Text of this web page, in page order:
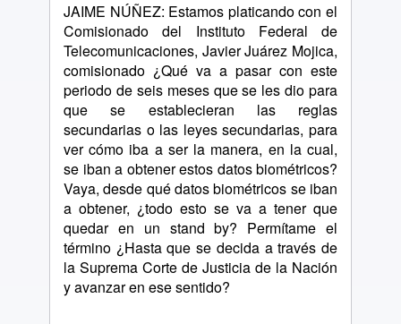
JAIME NÚÑEZ: Estamos platicando con el
Comisionado del Instituto Federal de
Telecomunicaciones, Javier Juárez Mojica,
comisionado ¿Qué va a pasar con este
periodo de seis meses que se les dio para
que se establecieran las reglas
secundarias o las leyes secundarias, para
ver cómo iba a ser la manera, en la cual,
se iban a obtener estos datos biométricos?
Vaya, desde qué datos biométricos se iban
a obtener, ¿todo esto se va a tener que
quedar en un stand by? Permítame el
término ¿Hasta que se decida a través de
la Suprema Corte de Justicia de la Nación
y avanzar en ese sentido?